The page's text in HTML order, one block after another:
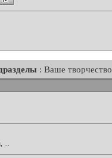
: Ваше творчество